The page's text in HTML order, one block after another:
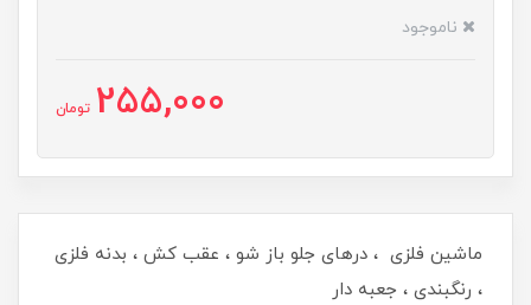
ناموجود
255,000 تومان
ماشین فلزی ، درهای جلو باز شو ، عقب کش ، بدنه فلزی
، رنگبندی ، جعبه دار